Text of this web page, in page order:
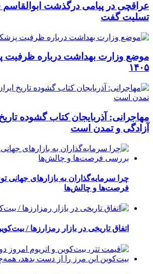
عراقچی در پیامی درگذشت ابوالقاسم
تسلیت گفت
موضع وزارت بهداشت درباره ظرفیت
۱۴۰۵
مهاجرانی: آذربایجان کتاب گشوده
آزادگی و تمدن است
چرا سرمایه‌گذاران به بازارهای جهانی
فرصت‌ها و چالش‌ها
اتفاق تاریخی در بازار رمزارزها /